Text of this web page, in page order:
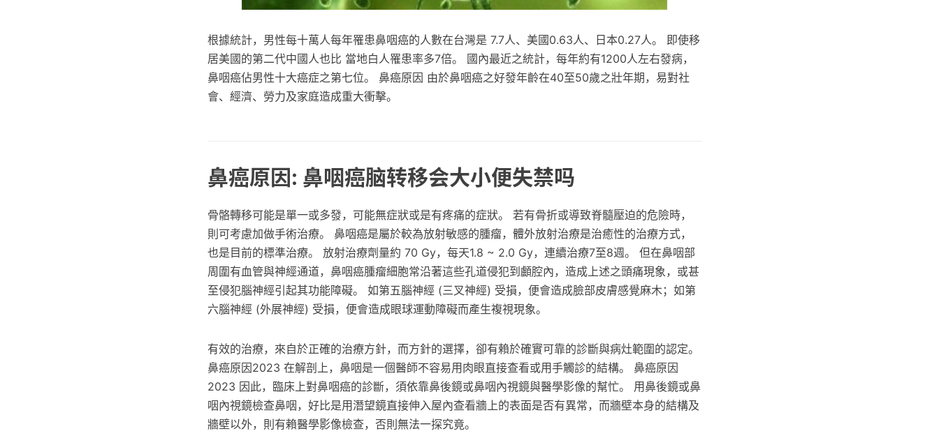
根據統計，男性每十萬人每年罹患鼻咽癌的人數在台灣是 7.7人、美國0.63人、日本0.27人。 即使移
居美國的第二代中國人也比 當地白人罹患率多7倍。 國內最近之統計，每年約有1200人左右發病，
鼻咽癌佔男性十大癌症之第七位。 鼻癌原因 由於鼻咽癌之好發年齡在40至50歲之壯年期，易對社
會、經濟、勞力及家庭造成重大衝擊。
鼻癌原因: 鼻咽癌脑转移会大小便失禁吗
骨骼轉移可能是單一或多發，可能無症狀或是有疼痛的症狀。 若有骨折或導致脊髓壓迫的危險時，
則可考慮加做手術治療。 鼻咽癌是屬於較為放射敏感的腫瘤，體外放射治療是治癒性的治療方式，
也是目前的標準治療。 放射治療劑量約 70 Gy，每天1.8 ~ 2.0 Gy，連續治療7至8週。 但在鼻咽部
周圍有血管與神經通道，鼻咽癌腫瘤細胞常沿著這些孔道侵犯到顱腔內，造成上述之頭痛現象，或甚
至侵犯腦神經引起其功能障礙。 如第五腦神經 (三叉神經) 受損，便會造成臉部皮膚感覺麻木；如第
六腦神經 (外展神經) 受損，便會造成眼球運動障礙而產生複視現象。
有效的治療，來自於正確的治療方針，而方針的選擇，卻有賴於確實可靠的診斷與病灶範圍的認定。
鼻癌原因2023 在解剖上，鼻咽是一個醫師不容易用肉眼直接查看或用手觸診的結構。 鼻癌原因
2023 因此，臨床上對鼻咽癌的診斷，須依靠鼻後鏡或鼻咽內視鏡與醫學影像的幫忙。 用鼻後鏡或鼻
咽內視鏡檢查鼻咽，好比是用潛望鏡直接伸入屋內查看牆上的表面是否有異常，而牆壁本身的結構及
牆壁以外，則有賴醫學影像檢查，否則無法一探究竟。